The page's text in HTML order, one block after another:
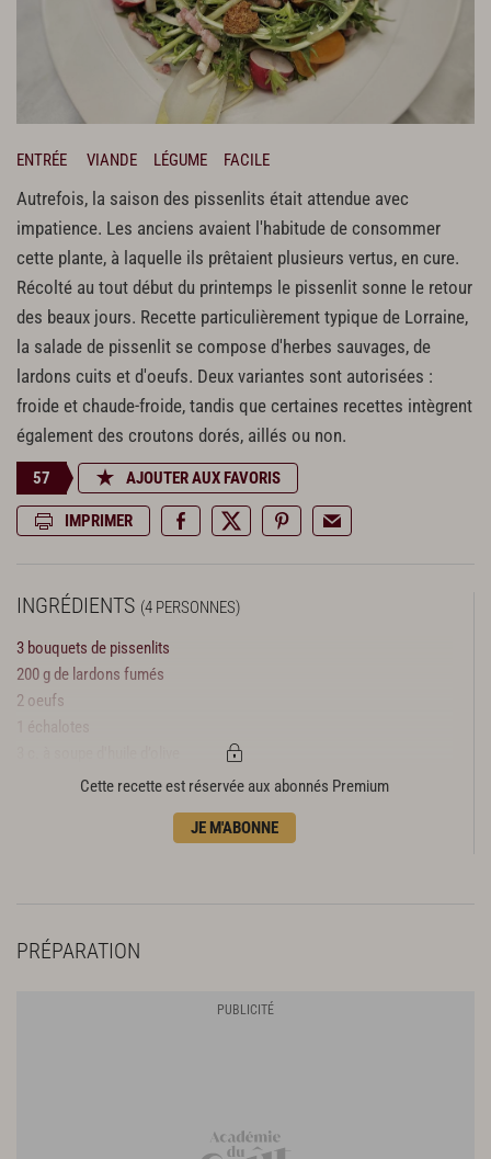
ENTRÉE VIANDE LÉGUME FACILE
Autrefois, la saison des pissenlits était attendue avec
impatience. Les anciens avaient l'habitude de consommer
cette plante, à laquelle ils prêtaient plusieurs vertus, en cure.
Récolté au tout début du printemps le pissenlit sonne le retour
des beaux jours. Recette particulièrement typique de Lorraine,
la salade de pissenlit se compose d'herbes sauvages, de
lardons cuits et d'oeufs. Deux variantes sont autorisées :
froide et chaude-froide, tandis que certaines recettes intègrent
également des croutons dorés, aillés ou non.
57 AJOUTER AUX FAVORIS
IMPRIMER
INGRÉDIENTS (4 PERSONNES)
3 bouquets de pissenlits
200 g de lardons fumés
2 oeufs
1 échalotes
2 c. à soupe de vinaigre
Cette recette est réservée aux abonnés Premium
JE M'ABONNE
PRÉPARATION